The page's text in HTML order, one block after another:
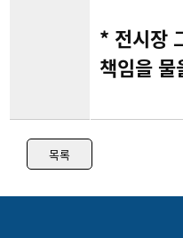
* 전시장
책임을 물
목록